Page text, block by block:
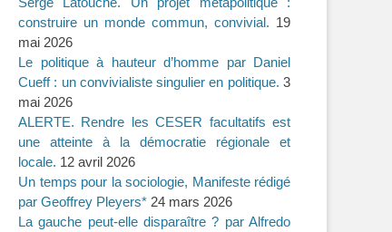
construire un monde commun, convivial. 19
mai 2026
Le politique à hauteur d’homme par Daniel
Cueff : un convivialiste singulier en politique. 3
mai 2026
ALERTE. Rendre les CESER facultatifs est
une atteinte à la démocratie régionale et
locale. 12 avril 2026
Un temps pour la sociologie, Manifeste rédigé
par Geoffrey Pleyers* 24 mars 2026
La gauche peut-elle disparaître ? par Alfredo